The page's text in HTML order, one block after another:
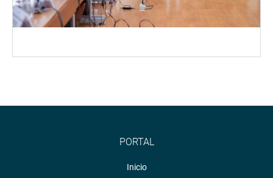
PORTAL
Inicio